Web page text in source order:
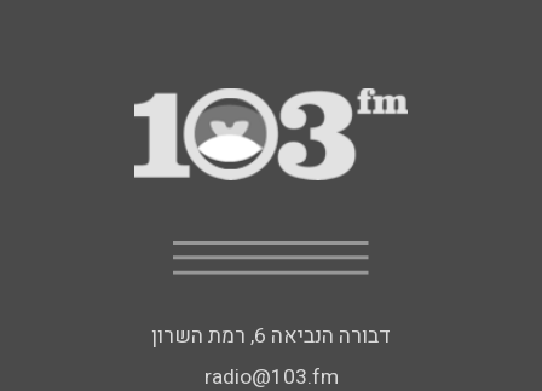
דבורה הנביאה 6, רמת השרון
radio@103.fm